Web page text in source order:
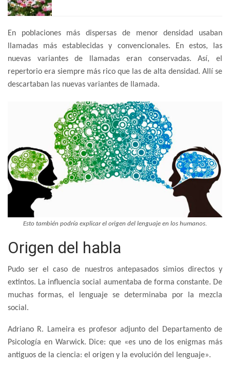
En poblaciones más dispersas de menor densidad usaban
llamadas más establecidas y convencionales. En estos, las
nuevas variantes de llamadas eran conservadas. Así, el
repertorio era siempre más rico que las de alta densidad. Allí se
descartaban las nuevas variantes de llamada.
Esto también podría explicar el origen del lenguaje en los humanos.
Origen del habla
Pudo ser el caso de nuestros antepasados simios directos y
extintos. La influencia social aumentaba de forma constante. De
muchas formas, el lenguaje se determinaba por la mezcla
social.
Adriano R. Lameira es profesor adjunto del Departamento de
Psicología en Warwick. Dice: que «es uno de los enigmas más
antiguos de la ciencia: el origen y la evolución del lenguaje».